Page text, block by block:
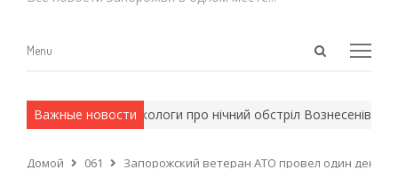
Open
Menu
Menu
Важные новости
методы. Екологи про нічний обстріл
Домой 061 Запорожский ветеран АТО провел один день